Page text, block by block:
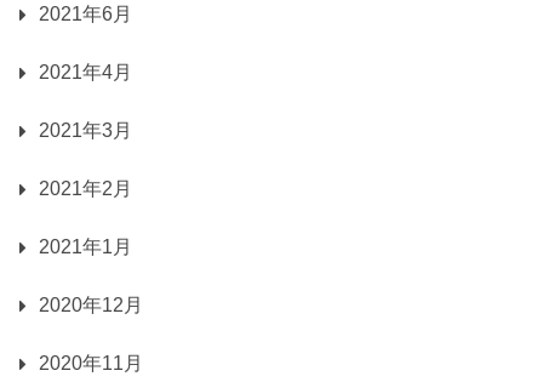
2021年6月
2021年4月
2021年3月
2021年2月
2021年1月
2020年12月
2020年11月